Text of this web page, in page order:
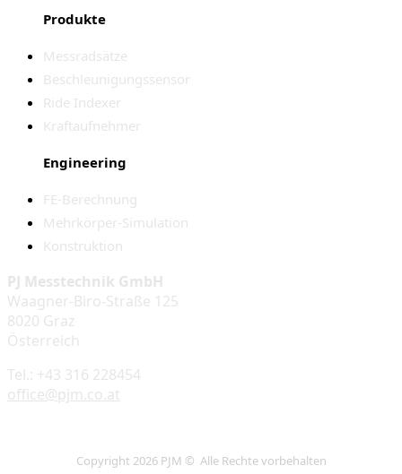
Produkte
Messradsätze
Beschleunigungssensor
Ride Indexer
Kraftaufnehmer
Engineering
FE-Berechnung
Mehrkörper-Simulation
Konstruktion
PJ Messtechnik GmbH
Waagner-Biro-Straße 125
8020 Graz
Österreich
Tel.: +43 316 228454
office@pjm.co.at
Copyright 2026 PJM © Alle Rechte vorbehalten